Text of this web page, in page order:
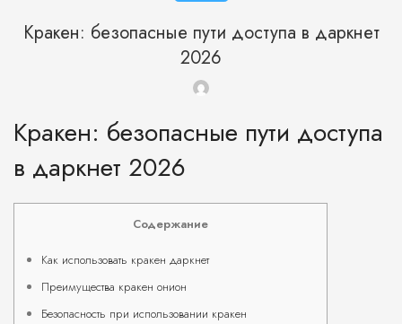
Кракен: безопасные пути доступа в даркнет
2026
Кракен: безопасные пути доступа
в даркнет 2026
Содержание
Как использовать кракен даркнет
Преимущества кракен онион
Безопасность при использовании кракен